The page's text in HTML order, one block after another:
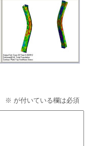
※ が付いている欄は必須